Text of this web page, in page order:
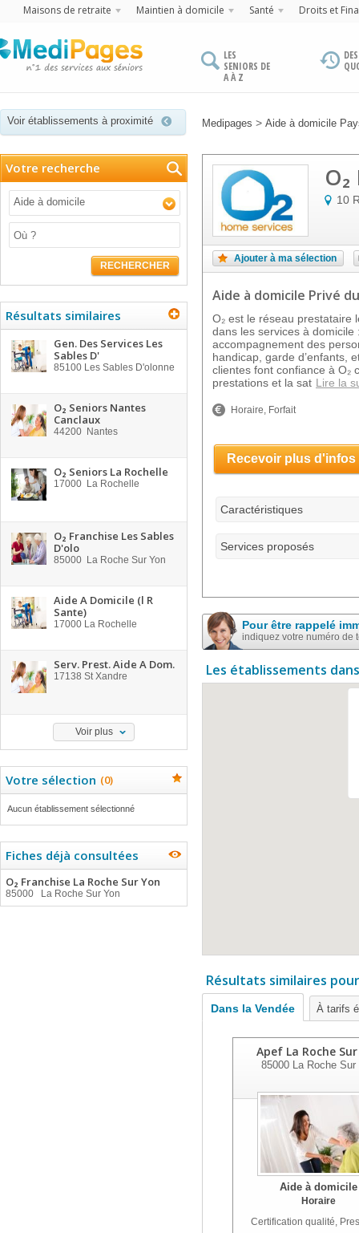
Maisons de retraite Maintien à domicile Santé Droits et
LES
SENIORS DE
A À Z
Voir établissements à proximité Medipages > Aide à domicile
Votre recherche
Aide à domicile
RECHERCHER
Résultats similaires
Gen. Des Services Les
Sables D'
85100 Les Sables D'olonne
O₂ Seniors Nantes
Canclaux
44200 Nantes
O₂ Seniors La Rochelle
17000 La Rochelle
O₂ Franchise Les Sables
D'olo
85000 La Roche Sur Yon
Aide A Domicile (l R
Sante)
17000 La Rochelle
Serv. Prest. Aide A Dom.
17138 St Xandre
Voir plus
Votre sélection (0)
Aucun établissement sélectionné
Fiches déjà consultées
O₂ Franchise La Roche Sur Yon
85000 La Roche Sur Yon
10
Ajouter à ma sélection
Aide à domicile Privé
O₂ est le réseau prestataire
dans les services à
accompagnement des
handicap, garde d’enfants,
clientes font confiance à O₂
prestations et la sat Lire la
Horaire, Forfait
Recevoir plus d'infos
Caractéristiques
Services proposés
Pour être rappelé
indiquez votre numéro de
Les établissements
Résultats similaires
Dans la Vendée À tarifs
Apef La Roche
85000La Roche Sur
Aide à domicile
Horaire
Certification qualité,